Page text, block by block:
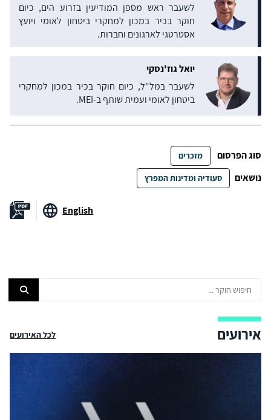
לשעבר ראש מספן המודיעין בזרוע הים, כיום
חוקר בכיר במכון למחקרי ביטחון לאומי ויועץ
אסטרטגי לארגונים וחברות.
יואל גוז'נסקי
לשעבר במל"ל, כיום חוקר בכיר במכון למחקרי
ביטחון לאומי ועמית שותף ב-MEI.
סוג הפרסום מזכרים
נושאים סעודיה ומדינות המפרץ
English
אירועים לכל האירועים